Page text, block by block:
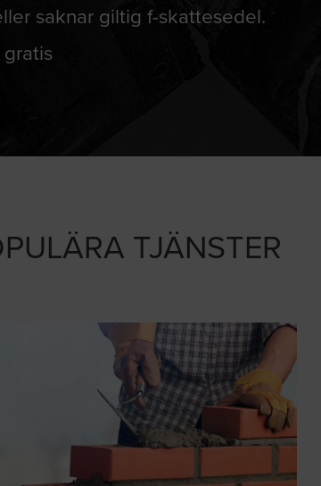
saknar giltig f-skattesedel.
TJÄNSTER